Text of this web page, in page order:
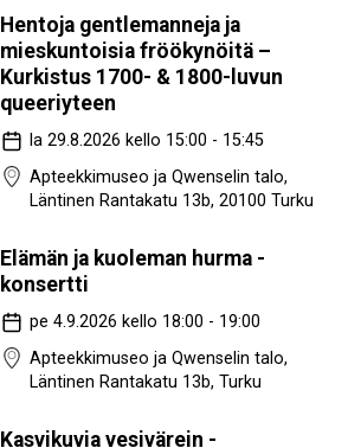
Hentoja gentlemanneja ja
mieskuntoisia fröökynöitä –
Kurkistus 1700- & 1800-luvun
queeriyteen
la 29.8.2026 kello 15:00 - 15:45
Apteekkimuseo ja Qwenselin talo,
Läntinen Rantakatu 13b, 20100 Turku
Elämän ja kuoleman hurma -
konsertti
pe 4.9.2026 kello 18:00 - 19:00
Apteekkimuseo ja Qwenselin talo,
Läntinen Rantakatu 13b, Turku
Kasvikuvia vesivärein -